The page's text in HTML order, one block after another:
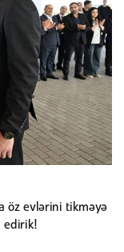
öz evlərini tikməyə
edirik!